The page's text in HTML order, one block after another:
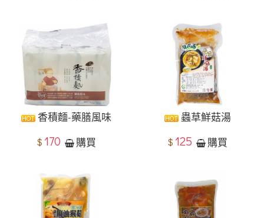
香積麵-藥膳風味
$ 170 購買
蟲草鮮菇湯
$ 125 購買